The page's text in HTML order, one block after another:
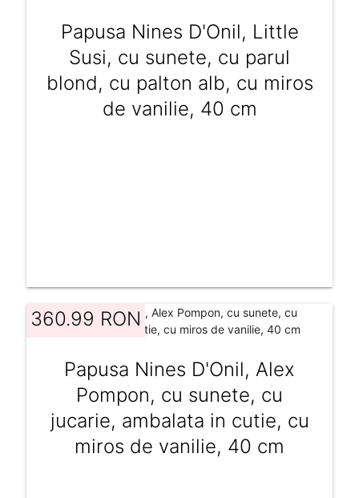
Papusa Nines D'Onil, Little
Susi, cu sunete, cu parul
blond, cu palton alb, cu miros
de vanilie, 40 cm
360.99 RON
Papusa Nines D'Onil, Alex
Pompon, cu sunete, cu
jucarie, ambalata in cutie, cu
miros de vanilie, 40 cm